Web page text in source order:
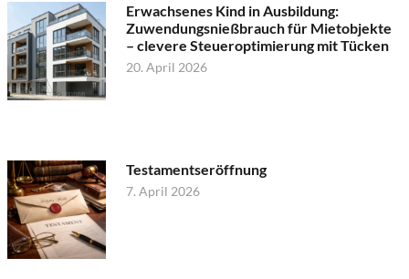
Erwachsenes Kind in Ausbildung:
Zuwendungsnießbrauch für Mietobjekte
– clevere Steueroptimierung mit Tücken
20. April 2026
Testamentseröffnung
7. April 2026